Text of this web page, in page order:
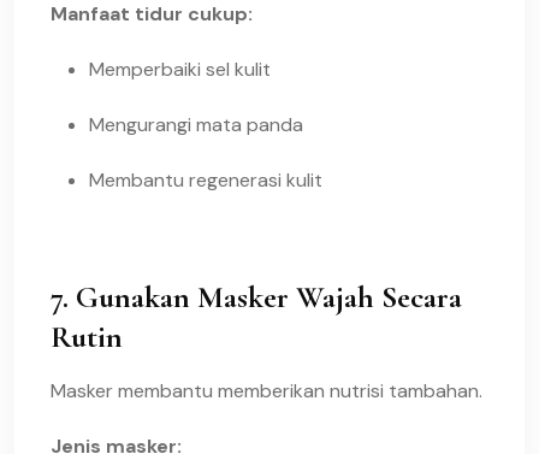
Manfaat tidur cukup:
Memperbaiki sel kulit
Mengurangi mata panda
Membantu regenerasi kulit
7. Gunakan Masker Wajah Secara
Rutin
Masker membantu memberikan nutrisi tambahan.
Jenis masker: